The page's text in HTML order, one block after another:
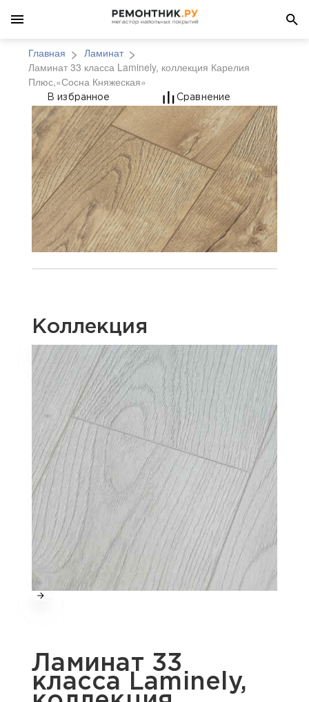
Главная
Ламинат
Ламинат 33 класса Laminely, коллекция Карелия
Плюс,«Сосна Княжеская»
Ламинат 33 класса
В избранное Сравнение
Коллекция
Ламинат 33
класса Laminely,